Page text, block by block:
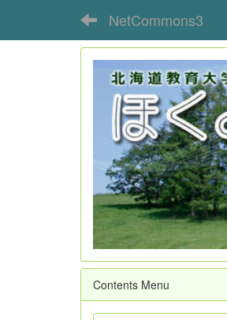
NetCommons3
Contents Menu